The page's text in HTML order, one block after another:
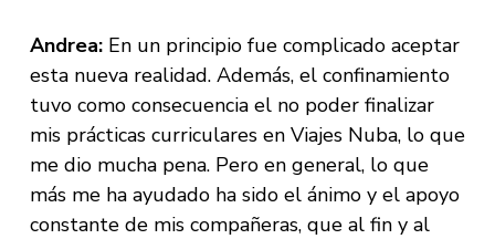
Andrea: En un principio fue complicado aceptar
esta nueva realidad. Además, el confinamiento
tuvo como consecuencia el no poder finalizar
mis prácticas curriculares en Viajes Nuba, lo que
me dio mucha pena. Pero en general, lo que
más me ha ayudado ha sido el ánimo y el apoyo
constante de mis compañeras, que al fin y al